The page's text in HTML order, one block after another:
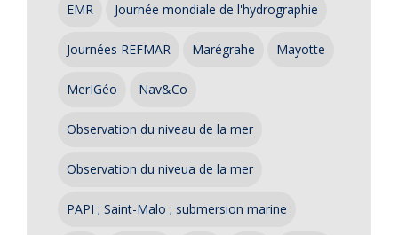
EMR Journée mondiale de l'hydrographie
Journées REFMAR Marégrahe Mayotte
MerIGéo Nav&Co
Observation du niveau de la mer
Observation du niveua de la mer
PAPI ; Saint-Malo ; submersion marine